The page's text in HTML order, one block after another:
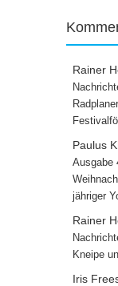
Rainer
Paulus
Ausgabe
jähriger
Rainer
Kneipe
Iris